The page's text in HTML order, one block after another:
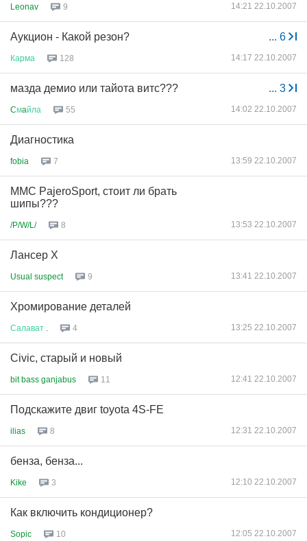
Leonav 9 14:21 22.10.2007
... 6
Аукцион - Какой резон?
Карма 128 14:17 22.10.2007
... 3
мазда демио или тайота витс???
Cмaйла 55 14:02 22.10.2007
Диагностика
fobia 7 13:59 22.10.2007
MMC PajeroSport, стоит ли брать
шипы???
/P/W/L/ 8 13:53 22.10.2007
Лансер Х
Usual suspect 9 13:41 22.10.2007
Хромирование деталей
Салават 4 13:25 22.10.2007
Civic, старый и новый
bit bass ganjabus 11 12:41 22.10.2007
Подскажите двиг toyota 4S-FE
ilias 8 12:31 22.10.2007
бенза, бенза...
Kike 3 12:10 22.10.2007
Как включить кондиционер?
Sopic 10 12:05 22.10.2007